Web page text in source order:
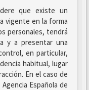
que existe un
vigente en la forma
personales, tendrá
y a presentar una
en particular,
habitual, lugar
En el caso de
Española de